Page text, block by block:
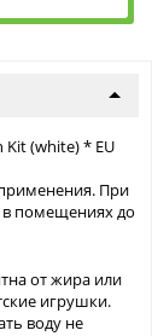
Kit (white) * EU
При
помещениях до
от жира или
игрушки.
воду не